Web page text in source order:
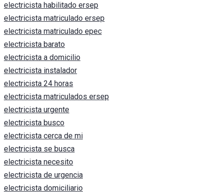
electricista habilitado ersep
electricista matriculado ersep
electricista matriculado epec
electricista barato
electricista a domicilio
electricista instalador
electricista 24 horas
electricista matriculados ersep
electricista urgente
electricista busco
electricista cerca de mi
electricista se busca
electricista necesito
electricista de urgencia
electricista domiciliario